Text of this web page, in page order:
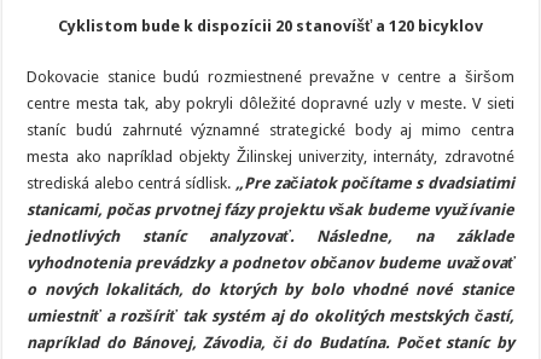
Cyklistom bude k dispozícii 20 stanovíšť a 120 bicyklov
Dokovacie stanice budú rozmiestnené prevažne v centre a širšom
centre mesta tak, aby pokryli dôležité dopravné uzly v meste. V sieti
staníc budú zahrnuté významné strategické body aj mimo centra
mesta ako napríklad objekty Žilinskej univerzity, internáty, zdravotné
strediská alebo centrá sídlisk. „Pre začiatok počítame s dvadsiatimi
stanicami, počas prvotnej fázy projektu však budeme využívanie
jednotlivých staníc analyzovať. Následne, na základe
vyhodnotenia prevádzky a podnetov občanov budeme uvažovať
o nových lokalitách, do ktorých by bolo vhodné nové stanice
umiestniť a rozšíriť tak systém aj do okolitých mestských častí,
napríklad do Bánovej, Závodia, či do Budatína. Počet staníc by